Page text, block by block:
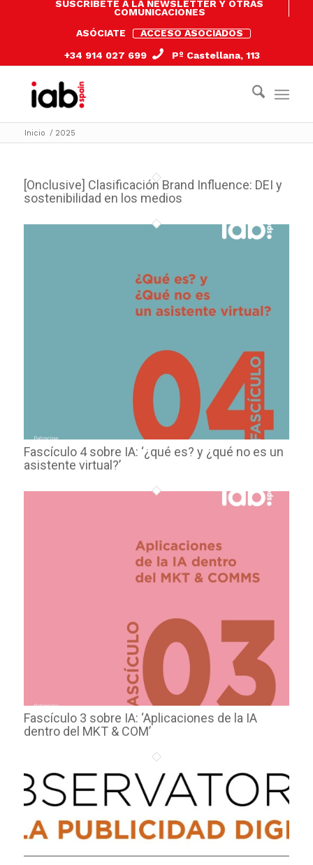
SUSCRÍBETE A LA NEWSLETTER Y OTRAS
COMUNICACIONES
ASÓCIATE
ACCESO ASOCIADOS
+34 914 027 699
Pº Castellana, 113
Inicio / 2025
[Onclusive] Clasificación Brand Influence: DEI y
sostenibilidad en los medios
Fascículo 4 sobre IA: ‘¿qué es? y ¿qué no es un
asistente virtual?’
Fascículo 3 sobre IA: ‘Aplicaciones de la IA
dentro del MKT & COM’